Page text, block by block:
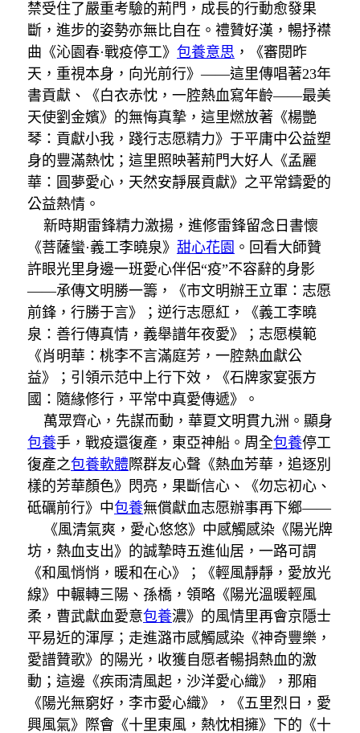
禁受住了嚴重考驗的荊門，成長的行動愈發果
斷，進步的姿勢亦無比自在。禮贊好漢，暢抒襟
曲《沁園春·戰疫停工》 包養意思 ，《審閱昨
天，重視本身，向光前行》——這里傳唱著23年
書貢獻、《白衣赤忱，一腔熱血寫年齡——最美
天使劉金嬪》的無悔真摯，這里燃放著《楊艷
琴：貢獻小我，踐行志愿精力》于平庸中公益塑
身的豐滿熱忱；這里照映著荊門大好人《孟麗
華：圓夢愛心，天然安靜展貢獻》之平常鑄愛的
公益熱情。
新時期雷鋒精力激揚，進修雷鋒留念日書懷
《菩薩蠻·義工李曉泉》 甜心花園 。回看大師贊
許眼光里身邊一班愛心伴侶“疫”不容辭的身影
——承傳文明勝一籌，《市文明辦王立軍：志愿
前鋒，行勝于言》；逆行志愿紅，《義工李曉
泉：善行傳真情，義舉譜年夜愛》；志愿模範
《肖明華：桃李不言滿庭芳，一腔熱血獻公
益》；引領示范中上行下效，《石牌家宴張方
國：隨緣修行，平常中真愛傳遞》。
萬眾齊心，先謀而動，華夏文明貫九洲。顯身
包養手，戰疫還復產，東亞神船。周全包養停工
復產之包養軟體際群友心聲《熱血芳華，追逐別
樣的芳華顏色》閃亮，果斷信心、《勿忘初心、
砥礪前行》中包養無償獻血志愿辦事再下鄉——
《風清氣爽，愛心悠悠》中感觸感染《陽光牌
坊，熱血支出》的誠摯時五進仙居，一路可謂
《和風悄悄，暖和在心》；《輕風靜靜，愛放光
線》中輾轉三陽、孫橋，領略《陽光溫暖輕風
柔，曹武獻血愛意包養濃》的風情里再會京隱士
平易近的渾厚；走進潞市感觸感染《神奇豐樂，
愛譜贊歌》的陽光，收獲自愿者暢捐熱血的激
動；這邊《疾雨清風起，沙洋愛心織》，那廂
《陽光無窮好，李市愛心織》，《五里烈日，愛
興風氣》際會《十里東風，熱忱相擁》下的《十